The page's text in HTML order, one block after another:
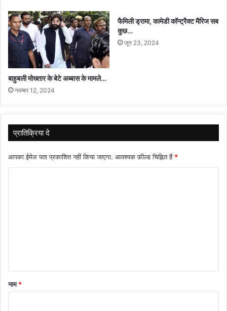
बाहुबली मोख्तार के बेटे अब्बास के मामले…
नवम्बर 12, 2024
फैमिली ड्रामा, कामेडी कॉन्ट्रैक्ट मैरिज सब
कुछ…
जून 23, 2024
प्रातिक्रिया दे
आपका ईमेल पता प्रकाशित नहीं किया जाएगा. आवश्यक फ़ील्ड चिह्नित हैं *
नाम*